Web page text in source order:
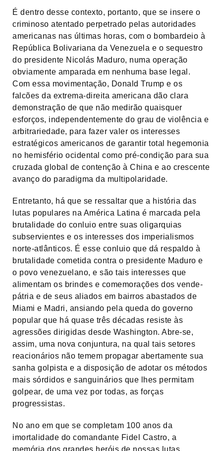
É dentro desse contexto, portanto, que se insere o
criminoso atentado perpetrado pelas autoridades
americanas nas últimas horas, com o bombardeio à
República Bolivariana da Venezuela e o sequestro
do presidente Nicolás Maduro, numa operação
obviamente amparada em nenhuma base legal.
Com essa movimentação, Donald Trump e os
falcões da extrema-direita americana dão clara
demonstração de que não medirão quaisquer
esforços, independentemente do grau de violência e
arbitrariedade, para fazer valer os interesses
estratégicos americanos de garantir total hegemonia
no hemisfério ocidental como pré-condição para sua
cruzada global de contenção à China e ao crescente
avanço do paradigma da multipolaridade.
Entretanto, há que se ressaltar que a história das
lutas populares na América Latina é marcada pela
brutalidade do conluio entre suas oligarquias
subservientes e os interesses dos imperialismos
norte-atlânticos. É esse conluio que dá respaldo à
brutalidade cometida contra o presidente Maduro e
o povo venezuelano, e são tais interesses que
alimentam os brindes e comemorações dos vende-
pátria e de seus aliados em bairros abastados de
Miami e Madri, ansiando pela queda do governo
popular que há quase três décadas resiste às
agressões dirigidas desde Washington. Abre-se,
assim, uma nova conjuntura, na qual tais setores
reacionários não temem propagar abertamente sua
sanha golpista e a disposição de adotar os métodos
mais sórdidos e sanguinários que lhes permitam
golpear, de uma vez por todas, as forças
progressistas.
No ano em que se completam 100 anos da
imortalidade do comandante Fidel Castro, a
memória dos grandes heróis de nossas lutas